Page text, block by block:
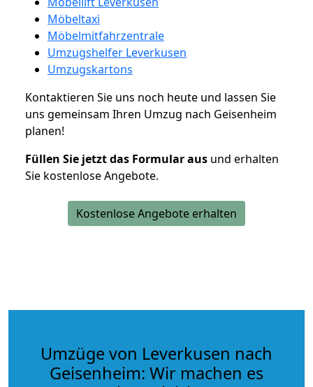
Möbeltaxi
Möbelmitfahrzentrale
Umzugshelfer Leverkusen
Umzugskartons
Kontaktieren Sie uns noch heute und lassen Sie
uns gemeinsam Ihren Umzug nach Geisenheim
planen!
Füllen Sie jetzt das Formular aus und erhalten
Sie kostenlose Angebote.
Kostenlose Angebote erhalten
Umzüge von Leverkusen nach
Geisenheim: Wir machen es